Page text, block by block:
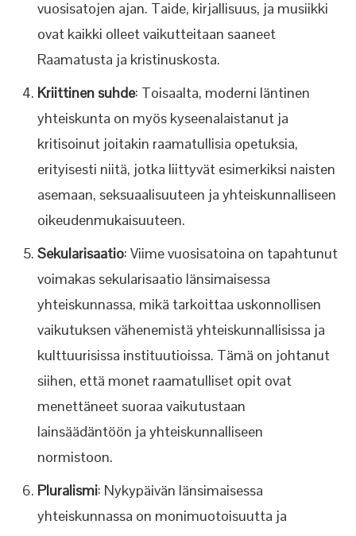
vuosisatojen ajan. Taide, kirjallisuus, ja musiikki
ovat kaikki olleet vaikutteitaan saaneet
Raamatusta ja kristinuskosta.
Kriittinen suhde: Toisaalta, moderni läntinen
yhteiskunta on myös kyseenalaistanut ja
kritisoinut joitakin raamatullisia opetuksia,
erityisesti niitä, jotka liittyvät esimerkiksi naisten
asemaan, seksuaalisuuteen ja yhteiskunnalliseen
oikeudenmukaisuuteen.
Sekularisaatio: Viime vuosisatoina on tapahtunut
voimakas sekularisaatio länsimaisessa
yhteiskunnassa, mikä tarkoittaa uskonnollisen
vaikutuksen vähenemistä yhteiskunnallisissa ja
kulttuurisissa instituutioissa. Tämä on johtanut
siihen, että monet raamatulliset opit ovat
menettäneet suoraa vaikutustaan
lainsäädäntöön ja yhteiskunnalliseen
normistoon.
Pluralismi: Nykypäivän länsimaisessa
yhteiskunnassa on monimuotoisuutta ja